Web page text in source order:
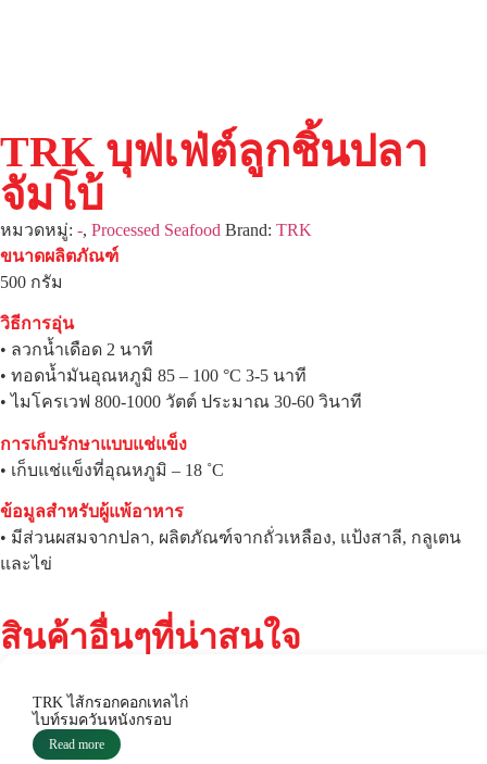
TRK บุฟเฟ่ต์ลูกชิ้นปลา
จัมโบ้
หมวดหมู่: -, Processed Seafood Brand: TRK
ขนาดผลิตภัณฑ์
500 กรัม
วิธีการอุ่น
• ลวกน้ำเดือด 2 นาที
• ทอดน้ำมันอุณหภูมิ 85 – 100 °C 3-5 นาที
• ไมโครเวฟ 800-1000 วัตต์ ประมาณ 30-60 วินาที
การเก็บรักษาแบบแช่แข็ง
• เก็บแช่แข็งที่อุณหภูมิ – 18 ˚C
ข้อมูลสำหรับผู้แพ้อาหาร
• มีส่วนผสมจากปลา, ผลิตภัณฑ์จากถั่วเหลือง, แป้งสาลี, กลูเตน
และไข่
สินค้าอื่นๆที่น่าสนใจ
TRK ไส้กรอกคอกเทลไก่
ไบท์รมควันหนังกรอบ
Read more